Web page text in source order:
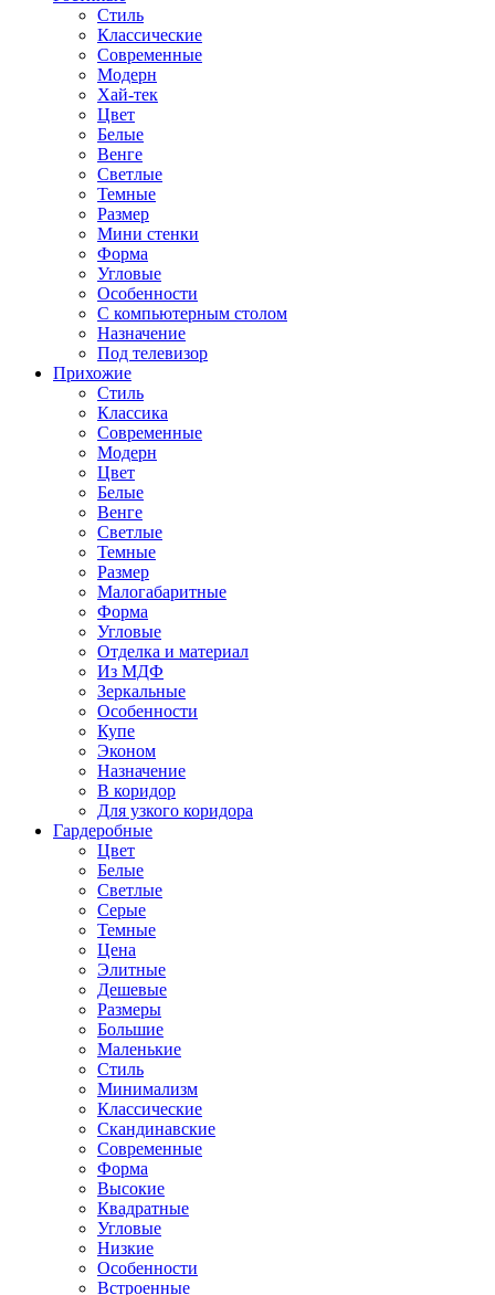
Стиль
Классические
Современные
Модерн
Хай-тек
Цвет
Белые
Венге
Светлые
Темные
Размер
Мини стенки
Форма
Угловые
Особенности
С компьютерным столом
Назначение
Под телевизор
Прихожие
Стиль
Классика
Современные
Модерн
Цвет
Белые
Венге
Светлые
Темные
Размер
Малогабаритные
Форма
Угловые
Отделка и материал
Из МДФ
Зеркальные
Особенности
Купе
Эконом
Назначение
В коридор
Для узкого коридора
Гардеробные
Цвет
Белые
Светлые
Серые
Темные
Цена
Элитные
Дешевые
Размеры
Большие
Маленькие
Стиль
Минимализм
Классические
Скандинавские
Современные
Форма
Высокие
Квадратные
Угловые
Низкие
Особенности
Встроенные